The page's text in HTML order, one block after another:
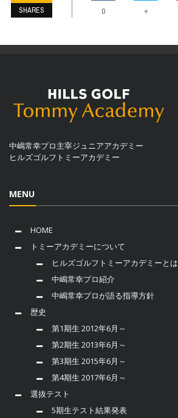
SHARES 0 +
中嶋常幸プロ主宰ジュニアアカデミー
ヒルズゴルフトミーアカデミー
MENU
HOME
トミーアカデミーについて
ヒルズゴルフトミーアカデミーとは
中嶋常幸プロ紹介
中嶋常幸プロが語る指導方針
歴史
第1期生 2012年6月～
第2期生 2013年6月～
第3期生 2015年6月～
第4期生 2017年6月～
選抜テスト
5期生テスト結果発表